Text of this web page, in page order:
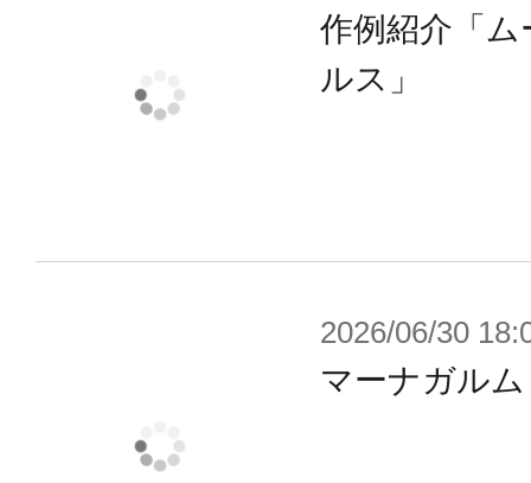
●アーリーガバナーVol.3（眉形状３
●アーリーガバナーVol.4（眉・瞳形
り）
●ライトアーマータイプ：ローズ
３種/２色/予備あり）
作例紹介「
ルス」
2026/06/30
マーナガル